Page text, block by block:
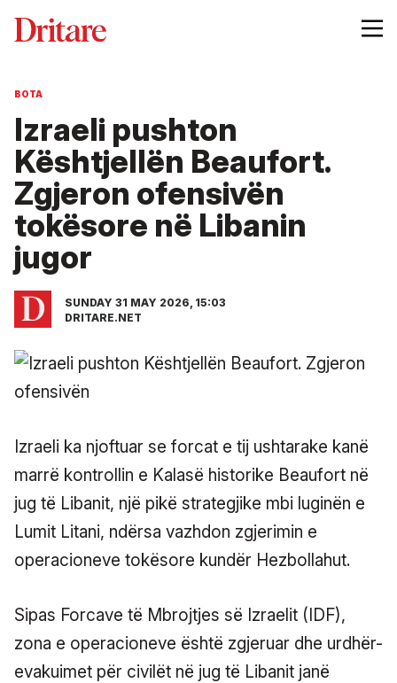
BOTA
Izraeli pushton
Kështjellën Beaufort.
Zgjeron ofensivën
tokësore në Libanin
jugor
SUNDAY 31 MAY 2026, 15:03
DRITARE.NET
Izraeli ka njoftuar se forcat e tij ushtarake kanë
marrë kontrollin e Kalasë historike Beaufort në
jug të Libanit, një pikë strategjike mbi luginën e
Lumit Litani, ndërsa vazhdon zgjerimin e
operacioneve tokësore kundër Hezbollahut.
Sipas Forcave të Mbrojtjes së Izraelit (IDF),
zona e operacioneve është zgjeruar dhe urdhër-
evakuimet për civilët në jug të Libanit janë